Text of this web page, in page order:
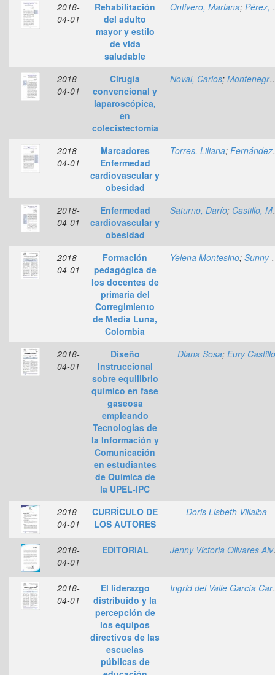
2018-
04-01
Rehabilitación
del adulto
mayor y estilo
de vida
saludable
Ontivero, Mariana; Pérez, Joelimar
2018-
04-01
Cirugía
convencional y
laparoscópica,
en
colecistectomía
Noval, Carlos; Montenegro, Jomari
2018-
04-01
Marcadores
Enfermedad
cardiovascular y
obesidad
Torres, Liliana; Fernández, Yolima
2018-
04-01
Enfermedad
cardiovascular y
obesidad
Saturno, Darío; Castillo, Milagros
2018-
04-01
Formación
pedagógica de
los docentes de
primaria del
Corregimiento
de Media Luna,
Colombia
Yelena Montesino; Sunny Raquela Perozo
2018-
04-01
Diseño
Instruccional
sobre equilibrio
químico en fase
gaseosa
empleando
Tecnologías de
la Información y
Comunicación
en estudiantes
de Química de
la UPEL-IPC
Diana Sosa; Eury Castillo
2018-
04-01
CURRÍCULO DE
LOS AUTORES
Doris Lisbeth Villalba
2018-
04-01
EDITORIAL
2018-
04-01
El liderazgo
distribuido y la
percepción de
los equipos
directivos de las
escuelas
públicas de